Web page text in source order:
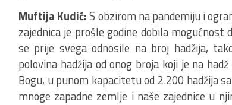
Muftija Kudić:S obzirom na pandemiju i
zajednica je prošle godine dobila mogućnost
se prije svega odnosile na broj hadžija,
polovina hadžija od onog broja koji je na
Bogu, u punom kapacitetu od 2.200 hadžija
mnoge zapadne zemlje i naše zajednice u